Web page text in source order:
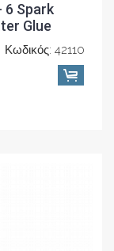
6 Spark
Glue
Κωδικός: 42110